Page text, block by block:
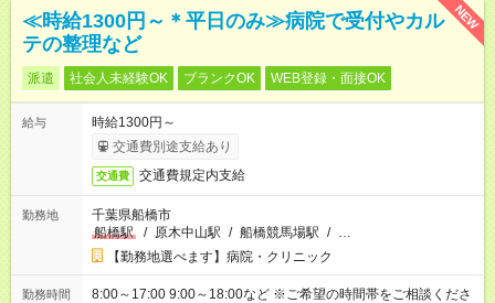
NEW
≪時給1300円～＊平日のみ≫病院で受付やカル
テの整理など
派遣 社会人未経験OK ブランクOK WEB登録・面接OK
給与
時給1300円～
交通費別途支給あり
交通費 交通費規定内支給
勤務地
千葉県船橋市
船橋駅
/ 原木中山駅 / 船橋競馬場駅 / …
【勤務地選べます】病院・クリニック
勤務時間
8:00～17:00 9:00～18:00など ※ご希望の時間帯をご相談くださ